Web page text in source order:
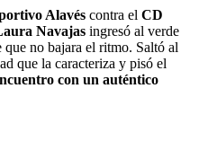
Alavés contra el CD
Navajas ingresó al verde
no bajara el ritmo. Saltó al
que la caracteriza y pisó el
con un auténtico